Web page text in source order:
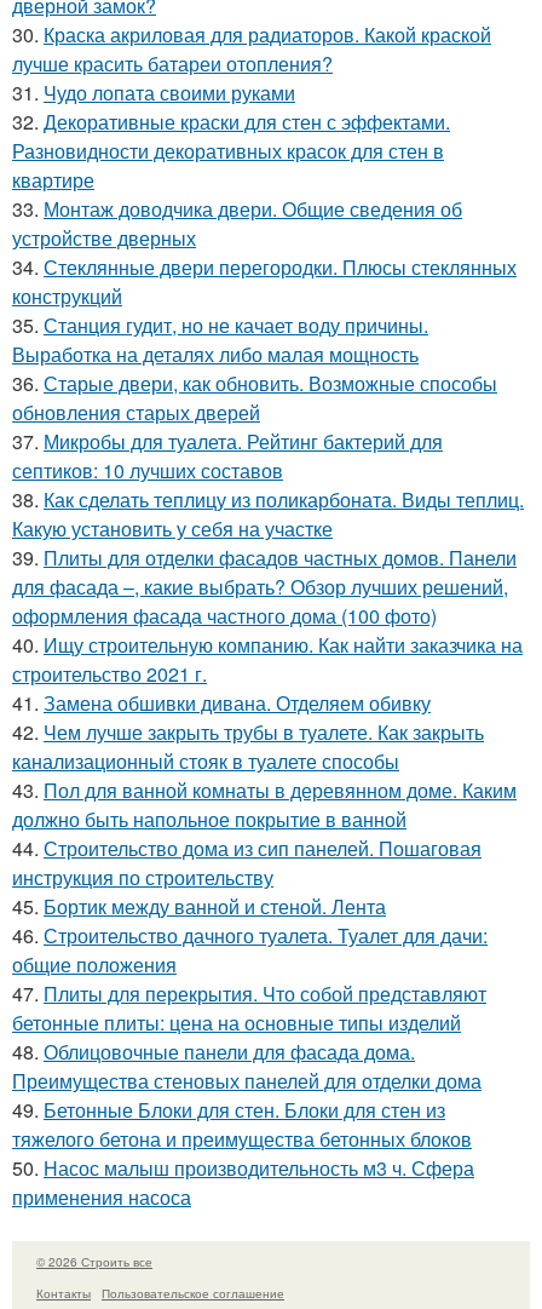
30. Краска акриловая для радиаторов. Какой краской
лучше красить батареи отопления?
31. Чудо лопата своими руками
32. Декоративные краски для стен с эффектами.
Разновидности декоративных красок для стен в
квартире
33. Монтаж доводчика двери. Общие сведения об
устройстве дверных
34. Стеклянные двери перегородки. Плюсы стеклянных
конструкций
35. Станция гудит, но не качает воду причины.
Выработка на деталях либо малая мощность
36. Старые двери, как обновить. Возможные способы
обновления старых дверей
37. Микробы для туалета. Рейтинг бактерий для
септиков: 10 лучших составов
38. Как сделать теплицу из поликарбоната. Виды теплиц.
Какую установить у себя на участке
39. Плиты для отделки фасадов частных домов. Панели
для фасада –, какие выбрать? Обзор лучших решений,
оформления фасада частного дома (100 фото)
40. Ищу строительную компанию. Как найти заказчика на
строительство 2021 г.
41. Замена обшивки дивана. Отделяем обивку
42. Чем лучше закрыть трубы в туалете. Как закрыть
канализационный стояк в туалете способы
43. Пол для ванной комнаты в деревянном доме. Каким
должно быть напольное покрытие в ванной
44. Строительство дома из сип панелей. Пошаговая
инструкция по строительству
45. Бортик между ванной и стеной. Лента
46. Строительство дачного туалета. Туалет для дачи:
общие положения
47. Плиты для перекрытия. Что собой представляют
бетонные плиты: цена на основные типы изделий
48. Облицовочные панели для фасада дома.
Преимущества стеновых панелей для отделки дома
49. Бетонные Блоки для стен. Блоки для стен из
тяжелого бетона и преимущества бетонных блоков
50. Насос малыш производительность м3 ч. Сфера
применения насоса
© 2026 Строить все
Контакты
Пользовательское соглашение